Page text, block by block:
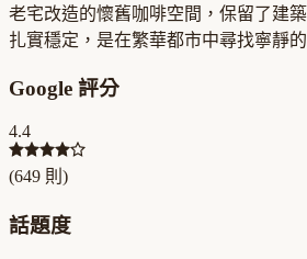
老宅改造的懷舊咖啡空間，保留了建
扎實穩定，是在繁華都市中尋找寧靜
Google 評分
4.4
(649 則)
話題度